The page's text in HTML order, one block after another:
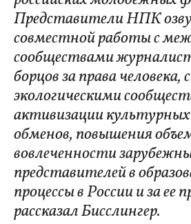
Представители НПК
совместной работы с
сообществами
борцов за права человека, с
экологическими
активизации
обменов, повышения
вовлеченности
представителей в
процессы в России и за ее
рассказал Бисслингер.